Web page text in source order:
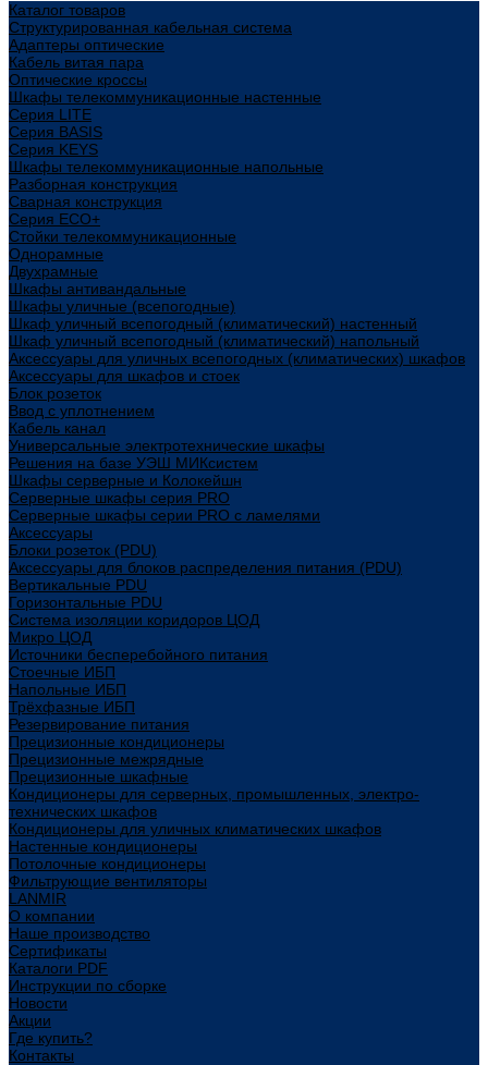
Каталог товаров
Структурированная кабельная система
Адаптеры оптические
Кабель витая пара
Оптические кроссы
Шкафы телекоммуникационные настенные
Cерия LITE
Cерия BASIS
Cерия KEYS
Шкафы телекоммуникационные напольные
Разборная конструкция
Сварная конструкция
Серия ECO+
Стойки телекоммуникационные
Однорамные
Двухрамные
Шкафы антивандальные
Шкафы уличные (всепогодные)
Шкаф уличный всепогодный (климатический) настенный
Шкаф уличный всепогодный (климатический) напольный
Аксессуары для уличных всепогодных (климатических) шкафов
Аксессуары для шкафов и стоек
Блок розеток
Ввод с уплотнением
Кабель канал
Универсальные электротехнические шкафы
Решения на базе УЭШ МИКсистем
Шкафы серверные и Колокейшн
Серверные шкафы серия PRO
Серверные шкафы серии PRO с ламелями
Аксессуары
Блоки розеток (PDU)
Аксессуары для блоков распределения питания (PDU)
Вертикальные PDU
Горизонтальные PDU
Система изоляции коридоров ЦОД
Микро ЦОД
Источники бесперебойного питания
Стоечные ИБП
Напольные ИБП
Трёхфазные ИБП
Резервирование питания
Прецизионные кондиционеры
Прецизионные межрядные
Прецизионные шкафные
Кондиционеры для серверных, промышленных, электро-
технических шкафов
Кондиционеры для уличных климатических шкафов
Настенные кондиционеры
Потолочные кондиционеры
Фильтрующие вентиляторы
LANMIR
О компании
Наше производство
Сертификаты
Каталоги PDF
Инструкции по сборке
Новости
Акции
Где купить?
Контакты